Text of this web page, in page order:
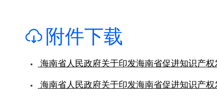
附件下载
海南省人民政府关于印发海南省促进知识产
海南省人民政府关于印发海南省促进知识产